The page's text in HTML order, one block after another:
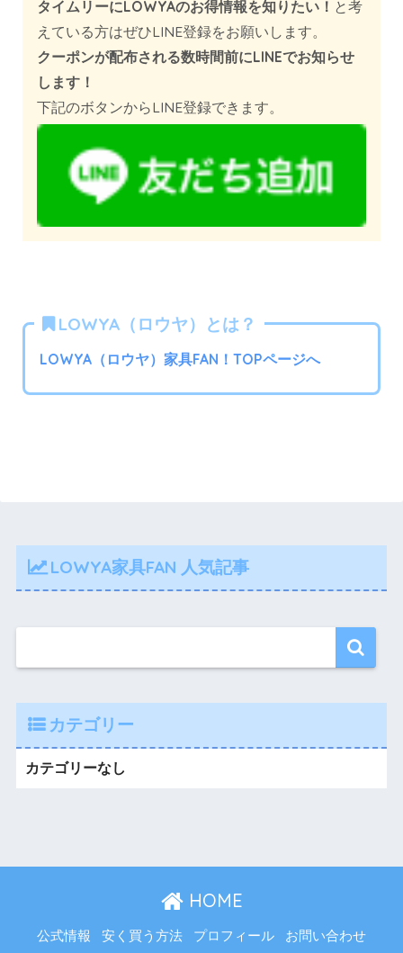
タイムリーにLOWYAのお得情報を知りたい！ と考
えている方はぜひLINE登録をお願いします。
クーポンが配布される数時間前にLINEでお知らせ
します！
下記のボタンからLINE登録できます。
LOWYA（ロウヤ）とは？
LOWYA（ロウヤ）家具FAN！TOPページへ
LOWYA家具FAN 人気記事
カテゴリー
カテゴリーなし
HOME
公式情報 安く買う方法 プロフィール お問い合わせ